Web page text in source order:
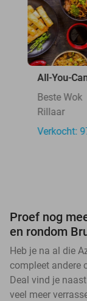
All-You-
Beste Wok
Rillaar
Verkocht:
Proef nog
en rondom
Heb je na al die
compleet andere
Deal vind je
veel meer